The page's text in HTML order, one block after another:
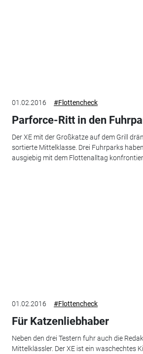
01.02.2016 #Flottencheck
Parforce-Ritt in den
Der XE mit der Großkatze auf dem Grill
sortierte Mittelklasse. Drei Fuhrparks
ausgiebig mit dem Flottenalltag
01.02.2016 #Flottencheck
Für Katzenliebhaber
Neben den drei Testern fuhr auch die
Mittelklässler. Der XE ist ein waschechtes